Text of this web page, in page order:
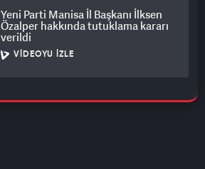
Yeni Parti Manisa İl Başkanı İlksen
Özalper hakkında tutuklama kararı
verildi
VIDEOYU İZLE